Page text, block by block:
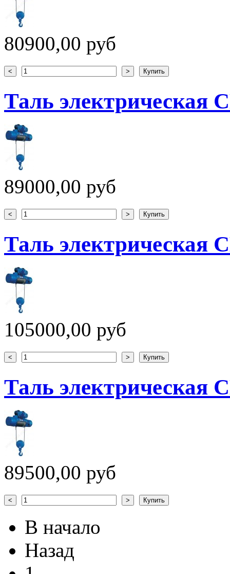
80900,00 руб
Таль электрическая
89000,00 руб
Таль электрическая
105000,00 руб
Таль электрическая
89500,00 руб
В начало
Назад